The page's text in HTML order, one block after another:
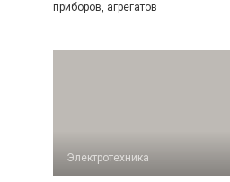
приборов, агрегатов
Электротехника